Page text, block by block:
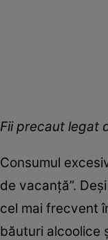
Fii precaut legat
Consumul
de vacanță”.
cel mai frecvent
băuturi alcoolice